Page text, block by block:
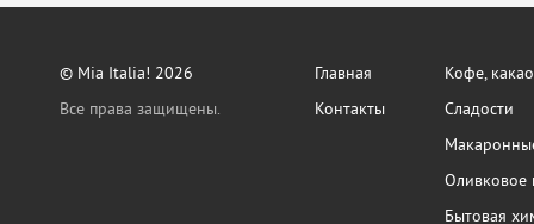
© Mia Italia! 2026
Все права защищены.
Главная
Контакты
Кофе,
Сладости
Оливковое
Бытовая